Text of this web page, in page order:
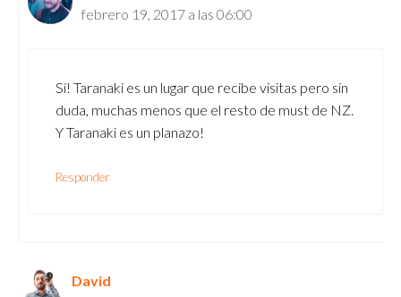
febrero 19, 2017 a las 06:00
Sí! Taranaki es un lugar que recibe visitas pero sin
duda, muchas menos que el resto de must de NZ.
Y Taranaki es un planazo!
Responder
David